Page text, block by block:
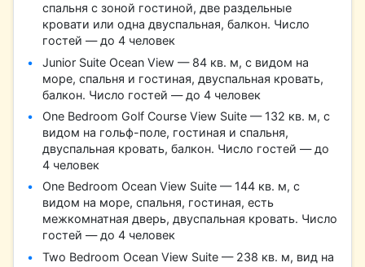
спальня с зоной гостиной, две раздельные
кровати или одна двуспальная, балкон. Число
гостей — до 4 человек
Junior Suite Ocean View — 84 кв. м, с видом на
море, спальня и гостиная, двуспальная кровать,
балкон. Число гостей — до 4 человек
One Bedroom Golf Course View Suite — 132 кв. м, с
видом на гольф-поле, гостиная и спальня,
двуспальная кровать, балкон. Число гостей — до
4 человек
One Bedroom Ocean View Suite — 144 кв. м, с
видом на море, спальня, гостиная, есть
межкомнатная дверь, двуспальная кровать. Число
гостей — до 4 человек
Two Bedroom Ocean View Suite — 238 кв. м, вид на